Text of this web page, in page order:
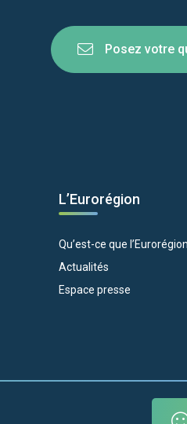
Posez votre
L’Eurorégion
Qu’est-ce que
Actualités
Espace presse